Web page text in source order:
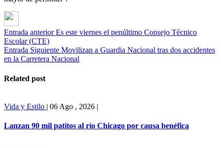
Entrada anterior Es este viernes el penúltimo Consejo Técnico
Escolar (CTE)
Entrada Siguiente Movilizan a Guardia Nacional tras dos accidentes
en la Carretera Nacional
Related post
Vida y Estilo | 06 Ago , 2026 |
Lanzan 90 mil patitos al río Chicago por causa benéfica